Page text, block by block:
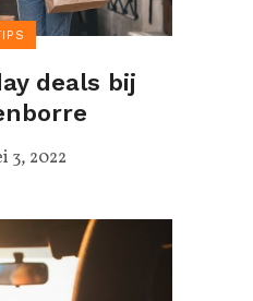
deals bij
3, 2022